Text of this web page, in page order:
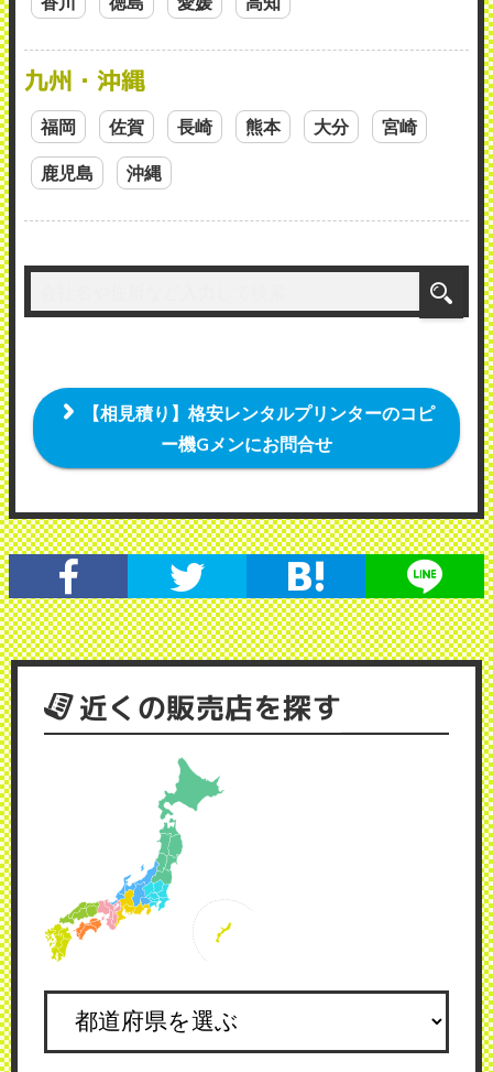
九州・沖縄
福岡 佐賀 長崎 熊本 大分 宮崎
鹿児島 沖縄
【相見積り】格安レンタルプリンターのコピ
ー機Gメンにお問合せ
近くの販売店を探す